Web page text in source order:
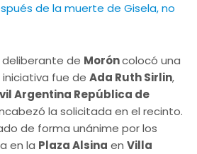
de la muerte de Gisela, no
deliberante de Moróncolocó una
iniciativa fue de Ada Ruth Sirlin,
Argentina República de
la solicitada en el recinto.
de forma unánime por los
en la Plaza Alsina en Villa